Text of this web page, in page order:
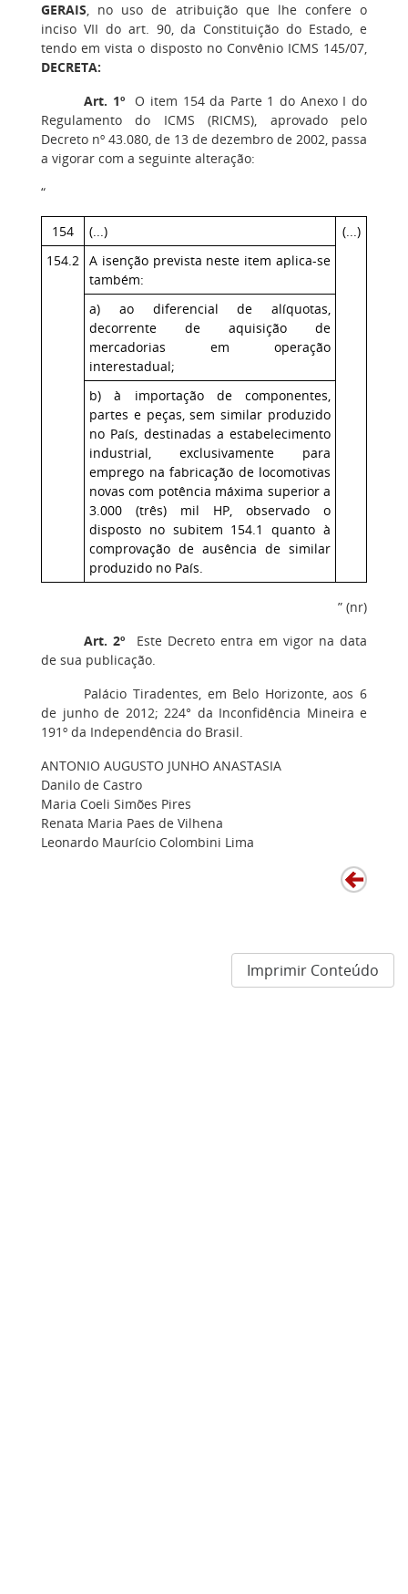
GERAIS, no uso de atribuição que lhe confere o
inciso VII do art. 90, da Constituição do Estado, e
tendo em vista o disposto no Convênio ICMS 145/07,
DECRETA:
Art. 1ºO item 154 da Parte 1 do Anexo I do
Regulamento do ICMS (RICMS), aprovado pelo
Decreto nº 43.080, de 13 de dezembro de 2002, passa
a vigorar com a seguinte alteração:
“
154 (...)
(...)
154.2 A isenção prevista neste item aplica-se
também:
a) ao diferencial de alíquotas,
decorrente de aquisição de
mercadorias em operação
interestadual;
b) à importação de componentes,
partes e peças, sem similar produzido
no País, destinadas a estabelecimento
industrial, exclusivamente para
emprego na fabricação de locomotivas
novas com potência máxima superior a
3.000 (três) mil HP, observado o
disposto no subitem 154.1 quanto à
comprovação de ausência de similar
produzido no País.
” (nr)
Art. 2º Este Decreto entra em vigor na data
de sua publicação.
Palácio Tiradentes, em Belo Horizonte, aos 6
de junho de 2012; 224° da Inconfidência Mineira e
191º da Independência do Brasil.
ANTONIO AUGUSTO JUNHO ANASTASIA
Danilo de Castro
Maria Coeli Simões Pires
Renata Maria Paes de Vilhena
Leonardo Maurício Colombini Lima
Imprimir Conteúdo